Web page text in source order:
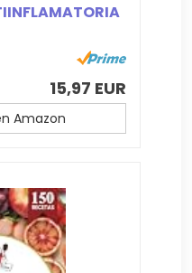
15,97 EUR
Amazon